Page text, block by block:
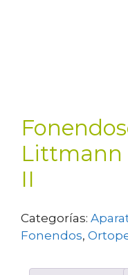
Littmann
II
Categorías:
Fonendos,